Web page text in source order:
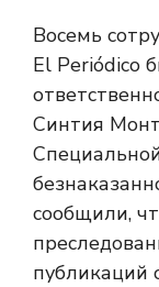
Восемь
El Periódico
Синтия
сообщили,
публикаций